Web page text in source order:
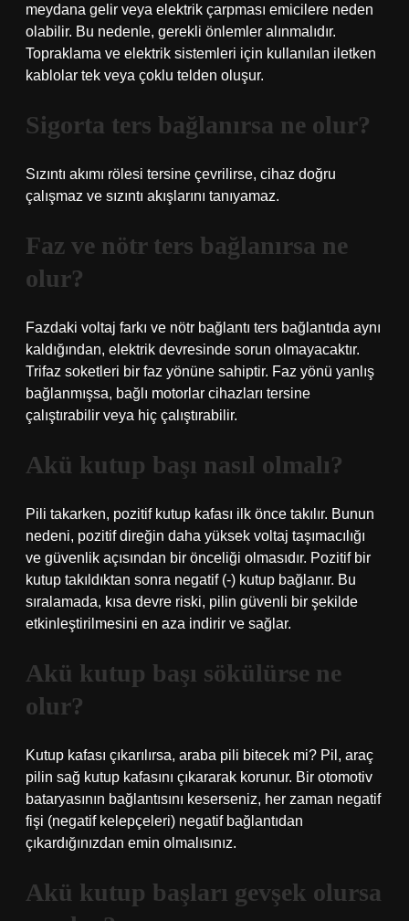
meydana gelir veya elektrik çarpması emicilere neden
olabilir. Bu nedenle, gerekli önlemler alınmalıdır.
Topraklama ve elektrik sistemleri için kullanılan iletken
kablolar tek veya çoklu telden oluşur.
Sigorta ters bağlanırsa ne olur?
Sızıntı akımı rölesi tersine çevrilirse, cihaz doğru
çalışmaz ve sızıntı akışlarını tanıyamaz.
Faz ve nötr ters bağlanırsa ne
olur?
Fazdaki voltaj farkı ve nötr bağlantı ters bağlantıda aynı
kaldığından, elektrik devresinde sorun olmayacaktır.
Trifaz soketleri bir faz yönüne sahiptir. Faz yönü yanlış
bağlanmışsa, bağlı motorlar cihazları tersine
çalıştırabilir veya hiç çalıştırabilir.
Akü kutup başı nasıl olmalı?
Pili takarken, pozitif kutup kafası ilk önce takılır. Bunun
nedeni, pozitif direğin daha yüksek voltaj taşımacılığı
ve güvenlik açısından bir önceliği olmasıdır. Pozitif bir
kutup takıldıktan sonra negatif (-) kutup bağlanır. Bu
sıralamada, kısa devre riski, pilin güvenli bir şekilde
etkinleştirilmesini en aza indirir ve sağlar.
Akü kutup başı sökülürse ne
olur?
Kutup kafası çıkarılırsa, araba pili bitecek mi? Pil, araç
pilin sağ kutup kafasını çıkararak korunur. Bir otomotiv
bataryasının bağlantısını keserseniz, her zaman negatif
fişi (negatif kelepçeleri) negatif bağlantıdan
çıkardığınızdan emin olmalısınız.
Akü kutup başları gevşek olursa